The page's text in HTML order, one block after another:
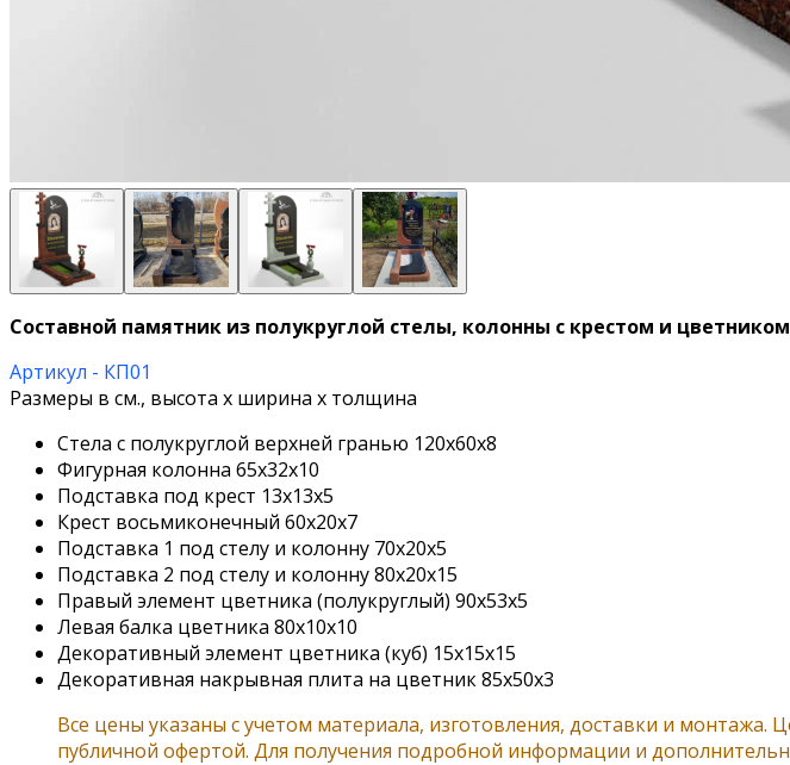
Составной памятник из полукруглой стелы, колонны с крестом и
Артикул - КП01
Размеры в см., высота х ширина х толщина
Стела с полукруглой верхней гранью 120х60х8
Фигурная колонна 65х32х10
Подставка под крест 13х13х5
Крест восьмиконечный 60х20х7
Подставка 1 под стелу и колонну 70х20х5
Подставка 2 под стелу и колонну 80х20х15
Правый элемент цветника (полукруглый) 90х53х5
Левая балка цветника 80х10х10
Декоративный элемент цветника (куб) 15х15х15
Декоративная накрывная плита на цветник 85х50х3
Все цены указаны с учетом материала, изготовления, доставки и
публичной офертой. Для получения подробной информации и